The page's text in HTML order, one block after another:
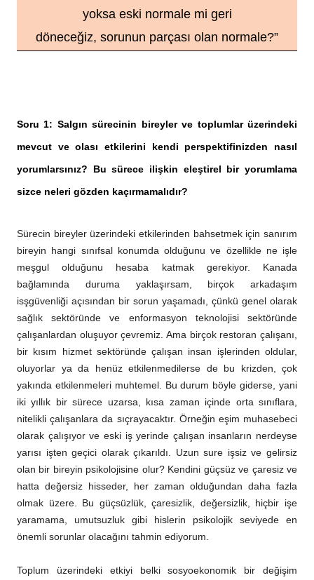
yoksa eski normale mi geri
döneceğiz, sorunun parçası olan normale?”
Soru 1: Salgın sürecinin bireyler ve toplumlar üzerindeki
mevcut ve olası etkilerini kendi perspektifinizden nasıl
yorumlarsınız? Bu sürece ilişkin eleştirel bir yorumlama
sizce neleri gözden kaçırmamalıdır?
Sürecin bireyler üzerindeki etkilerinden bahsetmek için sanırım
bireyin hangi sınıfsal konumda olduğunu ve özellikle ne işle
meşgul olduğunu hesaba katmak gerekiyor. Kanada
bağlamında duruma yaklaşırsam, birçok arkadaşım
isşgüvenliği açısından bir sorun yaşamadı, çünkü genel olarak
sağlık sektöründe ve enformasyon teknolojisi sektöründe
çalışanlardan oluşuyor çevremiz. Ama birçok restoran çalışanı,
bir kısım hizmet sektöründe çalışan insan işlerinden oldular,
oluyorlar ya da henüz etkilenmedilerse de bu krizden, çok
yakında etkilenmeleri muhtemel. Bu durum böyle giderse, yani
iki yıllık bir sürece uzarsa, kısa zaman içinde orta sınıflara,
nitelikli çalışanlara da sıçrayacaktır. Örneğin eşim muhasebeci
olarak çalışıyor ve eski iş yerinde çalışan insanların nerdeyse
yarısı işten geçici olarak çıkarıldı. Uzun sure işsiz ve gelirsiz
olan bir bireyin psikolojisine olur? Kendini güçsüz ve çaresiz ve
hatta değersiz hisseder, her zaman olduğundan daha fazla
olmak üzere. Bu güçsüzlük, çaresizlik, değersizlik, hiçbir işe
yaramama, umutsuzluk gibi hislerin psikolojik seviyede en
önemli sorunlar olacağını tahmin ediyorum.
Toplum üzerindeki etkiyi belki sosyoekonomik bir değişim